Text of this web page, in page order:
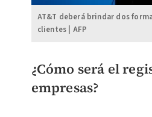
AT&T deberá brindar dos
clientes | AFP
¿Cómo será el
empresas?